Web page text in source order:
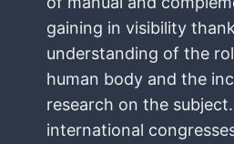
gaining in visibility
understanding of the
human body and the
research on the
international